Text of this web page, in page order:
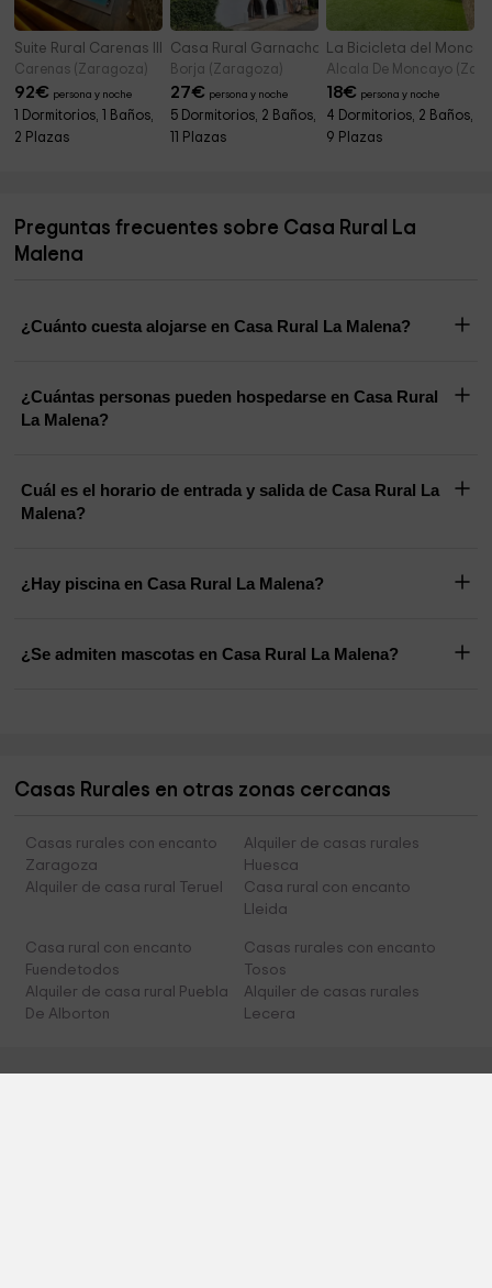
Suite Rural Carenas III
Carenas (Zaragoza)
92€ persona y noche
1 Dormitorios, 1 Baños,
2 Plazas
Casa Rural Garnacha de Borja
Borja (Zaragoza)
27€ persona y noche
5 Dormitorios, 2 Baños,
11 Plazas
La Bicicleta del
Alcala De Moncayo
18€ persona y noche
4 Dormitorios, 2 Baños,
9 Plazas
Preguntas frecuentes sobre Casa Rural La
Malena
¿Cuánto cuesta alojarse en Casa Rural La Malena?
¿Cuántas personas pueden hospedarse en Casa Rural
La Malena?
Cuál es el horario de entrada y salida de Casa Rural La
Malena?
¿Hay piscina en Casa Rural La Malena?
¿Se admiten mascotas en Casa Rural La Malena?
Casas Rurales en otras zonas cercanas
Casas rurales con encanto
Zaragoza
Alquiler de casas rurales
Huesca
Alquiler de casa rural Teruel
Casa rural con encanto
Lleida
Casa rural con encanto
Fuendetodos
Casas rurales con encanto
Tosos
Alquiler de casa rural Puebla
De Alborton
Alquiler de casas rurales
Lecera